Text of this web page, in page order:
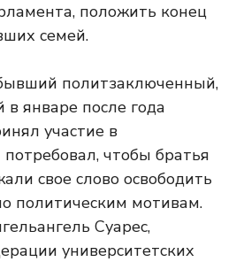
положить конец
семей.
политзаключенный,
январе после года
участие в
чтобы братья
свое слово освободить
политическим мотивам.
Суарес,
университетских